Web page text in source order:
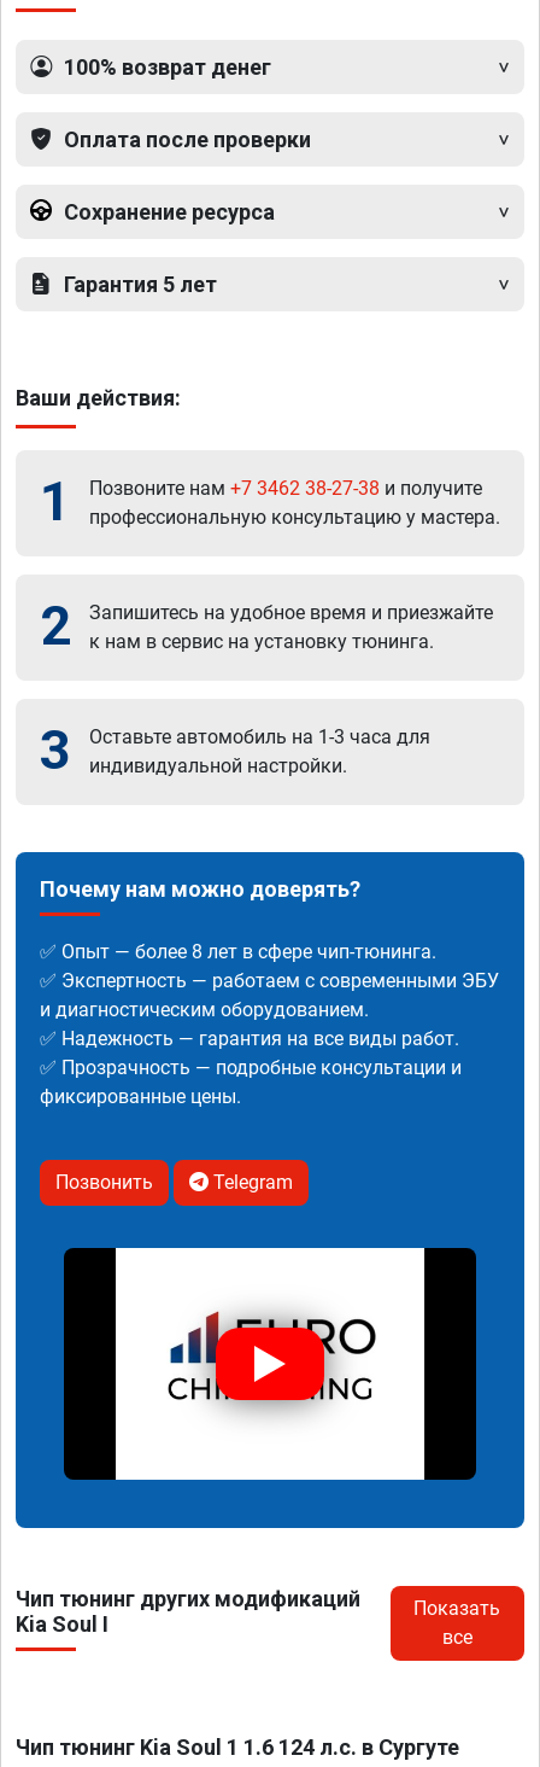
100% возврат денег
Оплата после проверки
Сохранение ресурса
Гарантия 5 лет
Ваши действия:
1 Позвоните нам +7 3462 38-27-38 и получите
профессиональную консультацию у мастера.
2
Запишитесь на удобное время и приезжайте
к нам в сервис на установку тюнинга.
3
Оставьте автомобиль на 1-3 часа для
индивидуальной настройки.
Почему нам можно доверять?
✅ Опыт — более 8 лет в сфере чип-тюнинга.
✅ Экспертность — работаем с современными ЭБУ
и диагностическим оборудованием.
✅ Надежность — гарантия на все виды работ.
✅ Прозрачность — подробные консультации и
фиксированные цены.
Позвонить Telegram
Чип тюнинг других модификаций
Kia Soul I
Показать
все
Чип тюнинг Kia Soul 1 1.6 124 л.с. в Сургуте